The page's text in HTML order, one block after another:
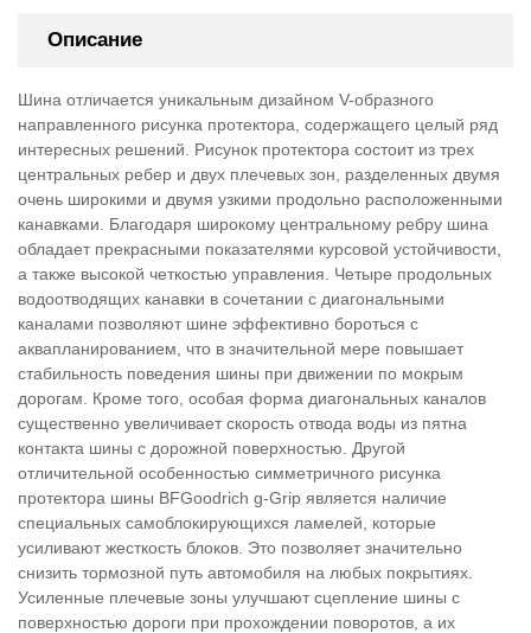
Описание
Шина отличается уникальным дизайном V-образного
направленного рисунка протектора, содержащего целый ряд
интересных решений. Рисунок протектора состоит из трех
центральных ребер и двух плечевых зон, разделенных двумя
очень широкими и двумя узкими продольно расположенными
канавками. Благодаря широкому центральному ребру шина
обладает прекрасными показателями курсовой устойчивости,
а также высокой четкостью управления. Четыре продольных
водоотводящих канавки в сочетании с диагональными
каналами позволяют шине эффективно бороться с
аквапланированием, что в значительной мере повышает
стабильность поведения шины при движении по мокрым
дорогам. Кроме того, особая форма диагональных каналов
существенно увеличивает скорость отвода воды из пятна
контакта шины с дорожной поверхностью. Другой
отличительной особенностью симметричного рисунка
протектора шины BFGoodrich g-Grip является наличие
специальных самоблокирующихся ламелей, которые
усиливают жесткость блоков. Это позволяет значительно
снизить тормозной путь автомобиля на любых покрытиях.
Усиленные плечевые зоны улучшают сцепление шины с
поверхностью дороги при прохождении поворотов, а их